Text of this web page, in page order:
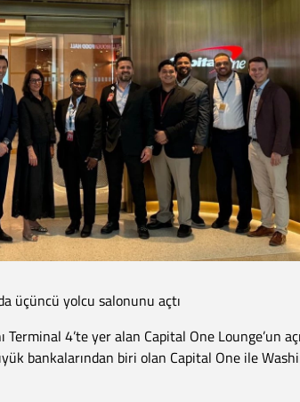
üçüncü yolcu salonunu açtı
4’te yer alan Capital One Lounge’un
bankalarından biri olan Capital One ile